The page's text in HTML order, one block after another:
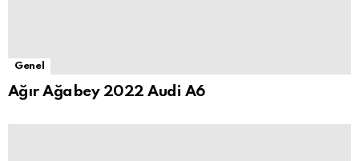
Genel
Ağır Ağabey 2022 Audi A6